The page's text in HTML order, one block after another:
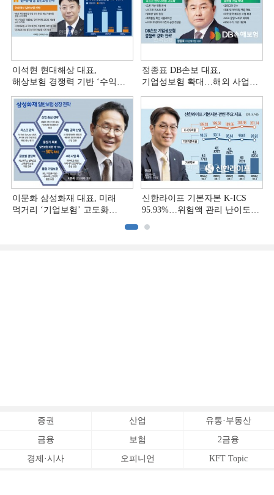
이석현 현대해상 대표,
해상보험 경쟁력 기반 ‘수익
(3)]
정종표 DB손보 대표,
기업성보험 확대…해외 사업
이문화 삼성화재 대표, 미래
먹거리 ‘기업보험’ 고도화
신한라이프 기본자본 K-ICS
95.93%…위험액 관리 난이도
증권 산업 유통·부동산
금융 보험 2금융
경제·시사 오피니언 KFT Topic